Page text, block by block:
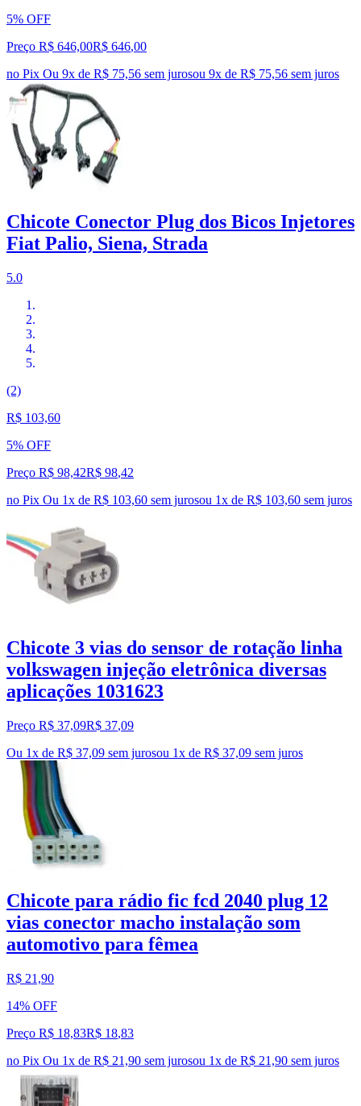
5% OFF
Preço R$ 646,00R$ 646,00
no Pix Ou 9x de R$ 75,56 sem jurosou 9x de R$ 75,56 sem juros
Chicote Conector Plug dos Bicos Injetores
Fiat Palio, Siena, Strada
5.0
(2)
R$ 103,60
5% OFF
Preço R$ 98,42R$ 98,42
no Pix Ou 1x de R$ 103,60 sem jurosou 1x de R$ 103,60 sem juros
Chicote 3 vias do sensor de rotação linha
volkswagen injeção eletrônica diversas
aplicações 1031623
Preço R$ 37,09R$ 37,09
Ou 1x de R$ 37,09 sem jurosou 1x de R$ 37,09 sem juros
Chicote para rádio fic fcd 2040 plug 12
vias conector macho instalação som
automotivo para fêmea
R$ 21,90
14% OFF
Preço R$ 18,83R$ 18,83
no Pix Ou 1x de R$ 21,90 sem jurosou 1x de R$ 21,90 sem juros